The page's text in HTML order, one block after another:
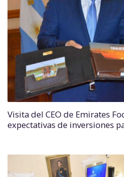
Visita del CEO de Emirates
expectativas de inversiones